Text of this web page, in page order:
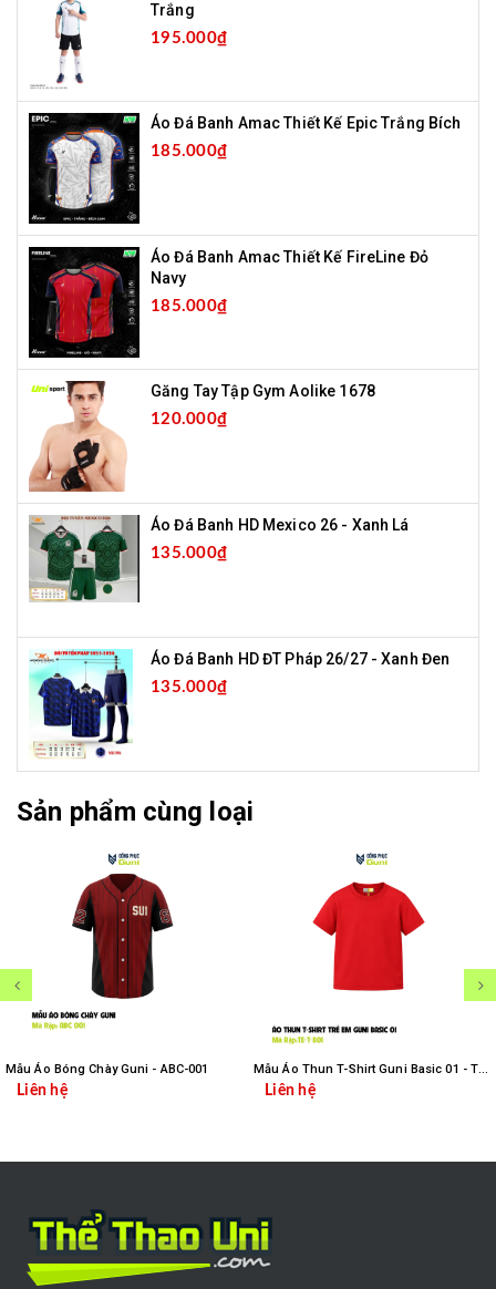
Trắng
195.000₫
Áo Đá Banh Amac Thiết Kế Epic Trắng Bích
185.000₫
Áo Đá Banh Amac Thiết Kế FireLine Đỏ
Navy
185.000₫
Găng Tay Tập Gym Aolike 1678
120.000₫
Áo Đá Banh HD Mexico 26 - Xanh Lá
135.000₫
Áo Đá Banh HD ĐT Pháp 26/27 - Xanh Đen
135.000₫
Sản phẩm cùng loại
Mẫu Áo Bóng Chày Guni - ABC-001
Liên hệ
Mẫu Áo Thun T-Shirt Guni Basic 01 - TE-T-B01
Liên hệ